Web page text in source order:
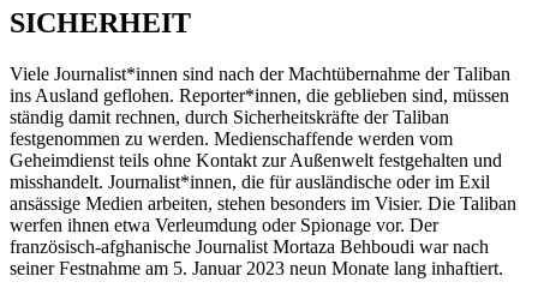
SICHERHEIT
Viele Journalist*innen sind nach der Machtübernahme der Taliban
ins Ausland geflohen. Reporter*innen, die geblieben sind, müssen
ständig damit rechnen, durch Sicherheitskräfte der Taliban
festgenommen zu werden. Medienschaffende werden vom
Geheimdienst teils ohne Kontakt zur Außenwelt festgehalten und
misshandelt. Journalist*innen, die für ausländische oder im Exil
ansässige Medien arbeiten, stehen besonders im Visier. Die Taliban
werfen ihnen etwa Verleumdung oder Spionage vor. Der
französisch-afghanische Journalist Mortaza Behboudi war nach
seiner Festnahme am 5. Januar 2023 neun Monate lang inhaftiert.